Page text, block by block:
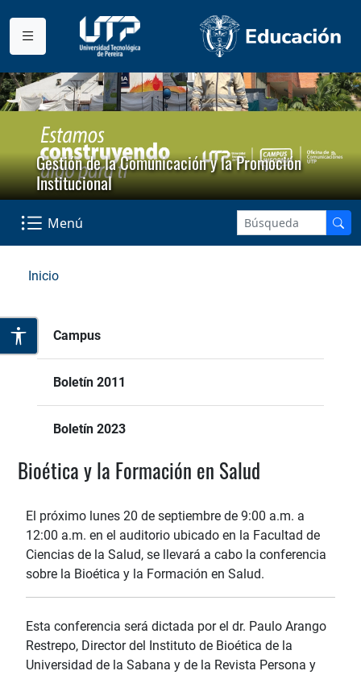
Gestión de la Comunicación y la Promoción
Institucional
Menú
Inicio
Campus
Boletín 2011
Boletín 2023
Bioética y la Formación en Salud
El próximo lunes 20 de septiembre de 9:00 a.m. a
12:00 a.m. en el auditorio ubicado en la Facultad de
Ciencias de la Salud, se llevará a cabo la conferencia
sobre la Bioética y la Formación en Salud.
Esta conferencia será dictada por el dr. Paulo Arango
Restrepo, Director del Instituto de Bioética de la
Universidad de la Sabana y de la Revista Persona y